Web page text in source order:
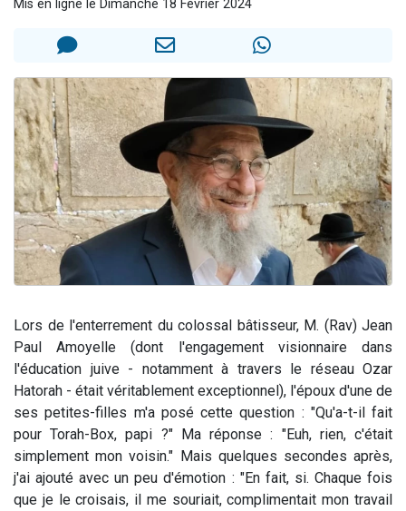
Malgorzata vient de donner son Maasser
3 personnes viennent de nous rejoindre sur WhatsApp
Mis en ligne le Dimanche 18 Février 2024
Lors de l'enterrement du colossal bâtisseur, M. (Rav) Jean
Paul Amoyelle (dont l'engagement visionnaire dans
l'éducation juive - notamment à travers le réseau Ozar
Hatorah - était véritablement exceptionnel), l'époux d'une de
ses petites-filles m'a posé cette question : "Qu'a-t-il fait
pour Torah-Box, papi ?" Ma réponse : "Euh, rien, c'était
simplement mon voisin." Mais quelques secondes après,
j'ai ajouté avec un peu d'émotion : "En fait, si. Chaque fois
que je le croisais, il me souriait, complimentait mon travail